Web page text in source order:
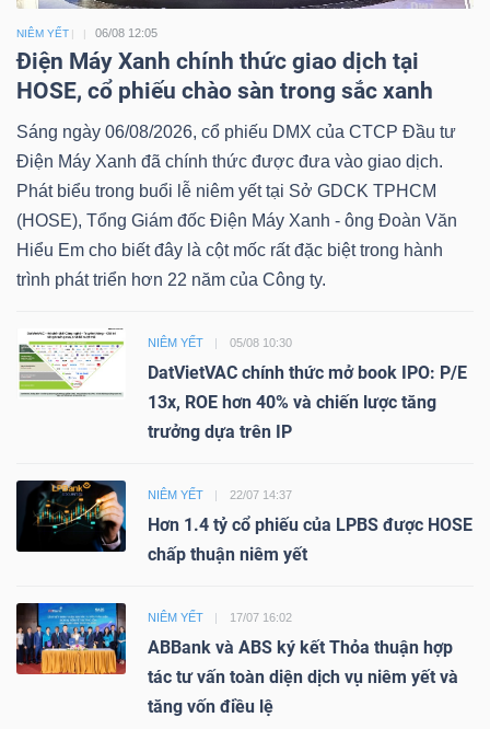
NIÊM YẾT 06/08 12:05
Điện Máy Xanh chính thức giao dịch tại
HOSE, cổ phiếu chào sàn trong sắc xanh
Sáng ngày 06/08/2026, cổ phiếu DMX của CTCP Đầu tư
Điện Máy Xanh đã chính thức được đưa vào giao dịch.
Phát biểu trong buổi lễ niêm yết tại Sở GDCK TPHCM
(HOSE), Tổng Giám đốc Điện Máy Xanh - ông Đoàn Văn
Hiểu Em cho biết đây là cột mốc rất đặc biệt trong hành
trình phát triển hơn 22 năm của Công ty.
NIÊM YẾT 05/08 10:30
DatVietVAC chính thức mở book IPO: P/E
13x, ROE hơn 40% và chiến lược tăng
trưởng dựa trên IP
NIÊM YẾT 22/07 14:37
Hơn 1.4 tỷ cổ phiếu của LPBS được HOSE
chấp thuận niêm yết
NIÊM YẾT 17/07 16:02
ABBank và ABS ký kết Thỏa thuận hợp
tác tư vấn toàn diện dịch vụ niêm yết và
tăng vốn điều lệ